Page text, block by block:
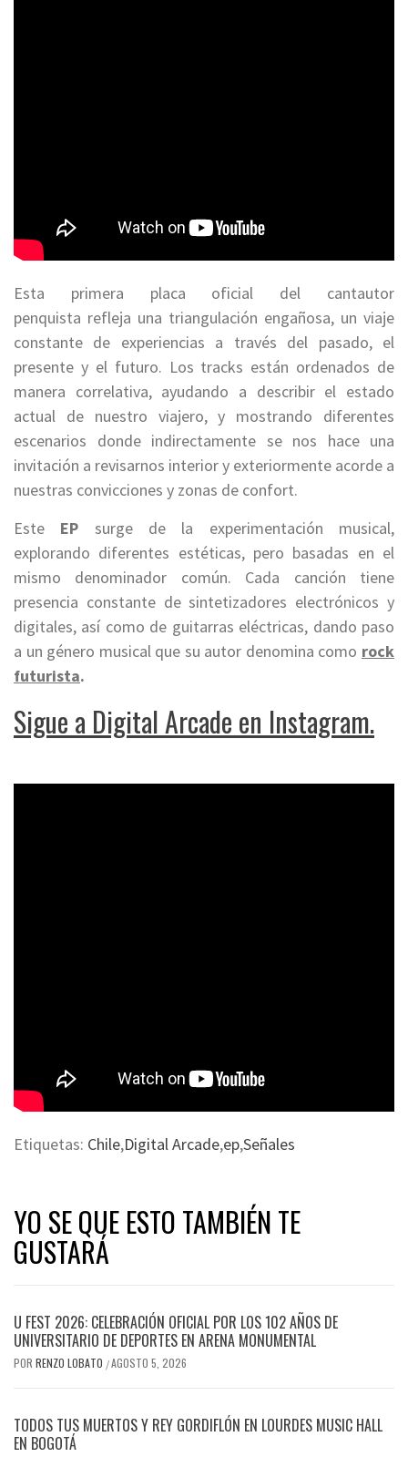
Esta primera placa oficial del cantautor
penquista refleja una triangulación engañosa, un viaje
constante de experiencias a través del pasado, el
presente y el futuro. Los tracks están ordenados de
manera correlativa, ayudando a describir el estado
actual de nuestro viajero, y mostrando diferentes
escenarios donde indirectamente se nos hace una
invitación a revisarnos interior y exteriormente acorde a
nuestras convicciones y zonas de confort.
Este EP surge de la experimentación musical,
explorando diferentes estéticas, pero basadas en el
mismo denominador común. Cada canción tiene
presencia constante de sintetizadores electrónicos y
digitales, así como de guitarras eléctricas, dando paso
a un género musical que su autor denomina como rock
futurista.
Sigue a Digital Arcade en Instagram.
Etiquetas: Chile,Digital Arcade,ep,Señales
YO SE QUE ESTO TAMBIÉN TE
GUSTARÁ
U FEST 2026: CELEBRACIÓN OFICIAL POR LOS 102 AÑOS DE
UNIVERSITARIO DE DEPORTES EN ARENA MONUMENTAL
POR RENZO LOBATO /AGOSTO 5, 2026
TODOS TUS MUERTOS Y REY GORDIFLÓN EN LOURDES MUSIC HALL
EN BOGOTÁ